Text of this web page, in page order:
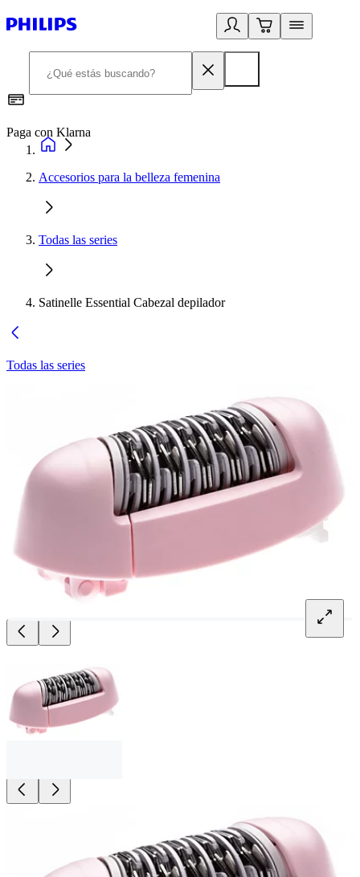
Paga con Klarna
Accesorios para la belleza femenina
Todas las series
Satinelle Essential Cabezal depilador
Todas las series